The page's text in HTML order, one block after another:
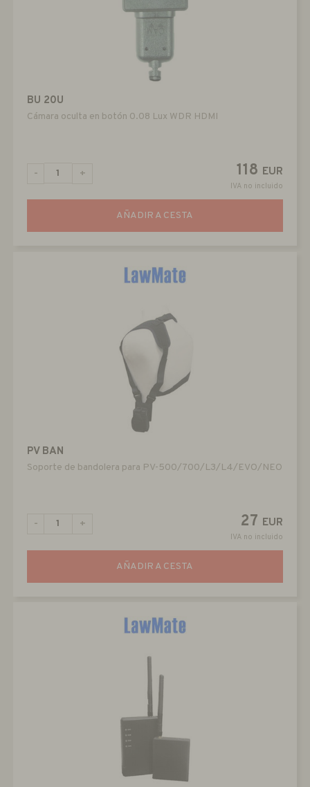
BU 20U
Cámara oculta en botón 0.08 Lux WDR HDMI
118 EUR
IVA no incluido
- +
AÑADIR A CESTA
PV BAN
Soporte de bandolera para PV-500/700/L3/L4/EVO/NEO
27 EUR
IVA no incluido
- +
AÑADIR A CESTA